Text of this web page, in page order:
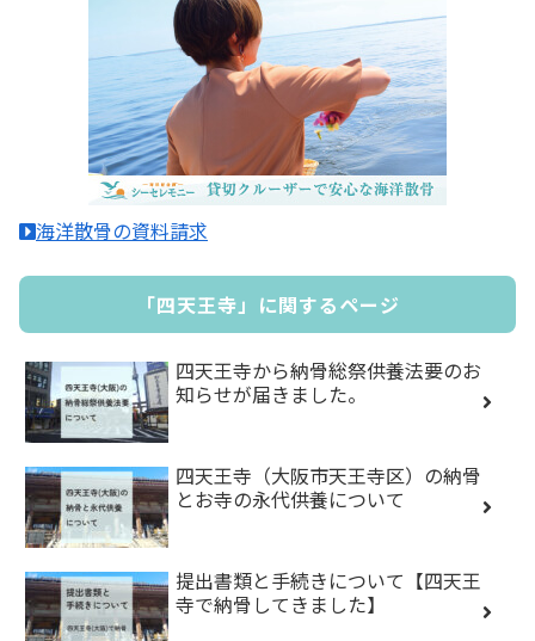
海洋散骨の資料請求
「四天王寺」に関するページ
四天王寺から納骨総祭供養法要のお
知らせが届きました。
四天王寺（大阪市天王寺区）の納骨
とお寺の永代供養について
提出書類と手続きについて【四天王
寺で納骨してきました】